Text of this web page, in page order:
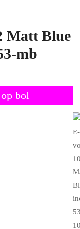
Matt Blue
mb
bol